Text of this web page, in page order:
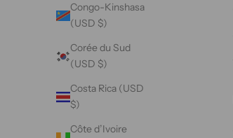
Congo-Kinshasa
(USD $)
Corée du Sud
(USD $)
Costa Rica (USD
$)
Côte d’Ivoire